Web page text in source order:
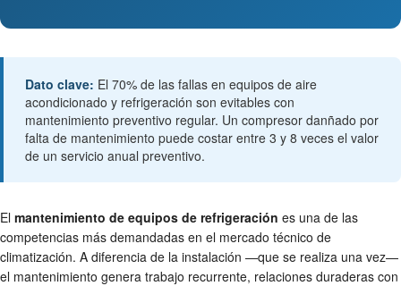
Dato clave: El 70% de las fallas en equipos de aire
acondicionado y refrigeración son evitables con
mantenimiento preventivo regular. Un compresor danñado por
falta de mantenimiento puede costar entre 3 y 8 veces el valor
de un servicio anual preventivo.
El mantenimiento de equipos de refrigeración es una de las
competencias más demandadas en el mercado técnico de
climatización. A diferencia de la instalación —que se realiza una vez—
el mantenimiento genera trabajo recurrente, relaciones duraderas con